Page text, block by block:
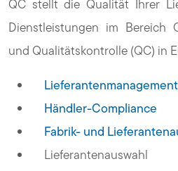
QC stellt die Qualität Ihrer
Dienstleistungen im Bereich
und Qualitätskontrolle (QC) in
Händler-Compliance
Fabrik- und
Lieferantenauswahl